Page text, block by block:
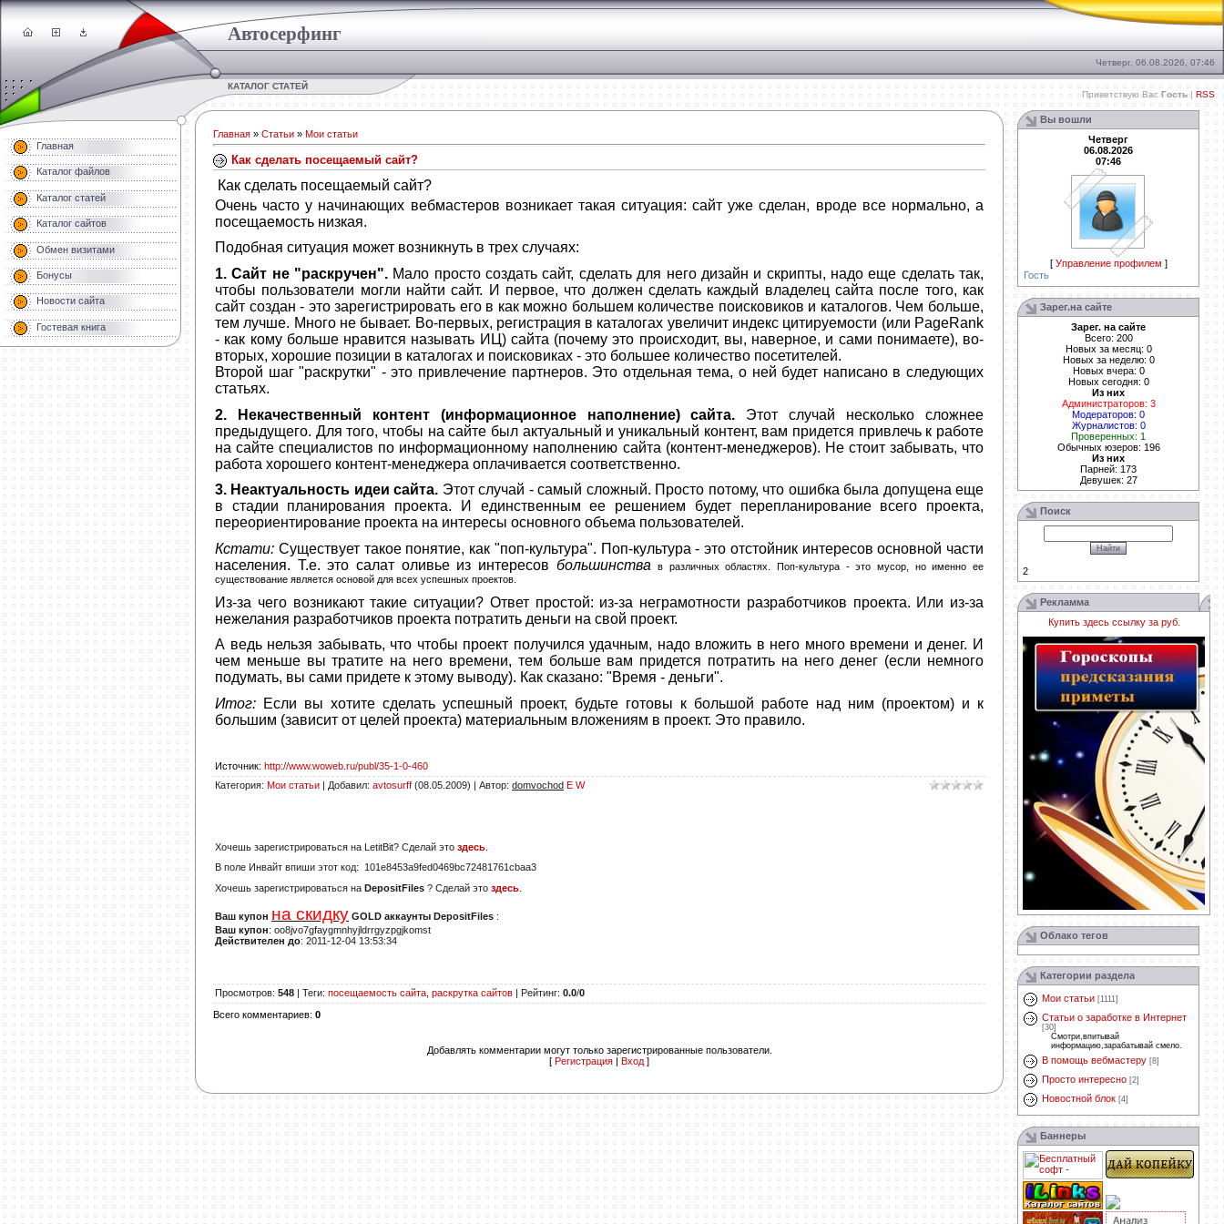
Автосерфинг
Четверг, 06.08.2026, 07:46
КАТАЛОГ СТАТЕЙ
Приветствую Вас Гость | RSS
Главная
Каталог файлов
Каталог статей
Каталог сайтов
Обмен визитами
Бонусы
Новости сайта
Гостевая книга
Главная » Статьи » Мои статьи
Как сделать посещаемый сайт?
Как сделать посещаемый сайт?
Очень часто у начинающих вебмастеров возникает такая ситуация: сайт уже сделан, вроде все нормально, а
посещаемость низкая.
Подобная ситуация может возникнуть в трех случаях:
1. Сайт не "раскручен". Мало просто создать сайт, сделать для него дизайн и скрипты, надо еще сделать так,
чтобы пользователи могли найти сайт. И первое, что должен сделать каждый владелец сайта после того, как
сайт создан - это зарегистрировать его в как можно большем количестве поисковиков и каталогов. Чем больше,
тем лучше. Много не бывает. Во-первых, регистрация в каталогах увеличит индекс цитируемости (или PageRank
- как кому больше нравится называть ИЦ) сайта (почему это происходит, вы, наверное, и сами понимаете), во-
вторых, хорошие позиции в каталогах и поисковиках - это большее количество посетителей.
Второй шаг "раскрутки" - это привлечение партнеров. Это отдельная тема, о ней будет написано в следующих
статьях.
2. Некачественный контент (информационное наполнение) сайта. Этот случай несколько сложнее
предыдущего. Для того, чтобы на сайте был актуальный и уникальный контент, вам придется привлечь к работе
на сайте специалистов по информационному наполнению сайта (контент-менеджеров). Не стоит забывать, что
работа хорошего контент-менеджера оплачивается соответственно.
3. Неактуальность идеи сайта. Этот случай - самый сложный. Просто потому, что ошибка была допущена еще
в стадии планирования проекта. И единственным ее решением будет перепланирование всего проекта,
переориентирование проекта на интересы основного объема пользователей.
Кстати: Существует такое понятие, как "поп-культура". Поп-культура - это отстойник интересов основной части
населения. Т.е. это салат оливье из интересов большинствав различных областях. Поп-культура - это мусор, но именно ее
существование является основой для всех успешных проектов.
Из-за чего возникают такие ситуации? Ответ простой: из-за неграмотности разработчиков проекта. Или из-за
нежелания разработчиков проекта потратить деньги на свой проект.
А ведь нельзя забывать, что чтобы проект получился удачным, надо вложить в него много времени и денег. И
чем меньше вы тратите на него времени, тем больше вам придется потратить на него денег (если немного
подумать, вы сами придете к этому выводу). Как сказано: "Время - деньги".
Итог: Если вы хотите сделать успешный проект, будьте готовы к большой работе над ним (проектом) и к
большим (зависит от целей проекта) материальным вложениям в проект. Это правило.
Источник: http://www.woweb.ru/publ/35-1-0-460
Категория: Мои статьи | Добавил: avtosurff (08.05.2009) | Автор: domvochod E W
Хочешь зарегистрироваться на LetitBit? Сделай это здесь
В поле Инвайт впиши этот код: 101e8453a9fed0469bc72481761cbaa3
Хочешь зарегистрироваться на DepositFiles ? Сделай это здесь
Ваш купон на скидку GOLD аккаунты DepositFiles :
Ваш купон: oo8jvo7gfaygmnhyjldrrgyzpgjkomst
Действителен до: 2011-12-04 13:53:34
Просмотров: 548 | Теги: посещаемость сайта раскрутка сайтов | Рейтинг: 0.0/0
Всего комментариев: 0
Добавлять комментарии могут только зарегистрированные пользователи.
[ Регистрация | Вход ]
Вы вошли
Четверг
06.08.2026
07:46
[ Управление профилем ]
Гость
Зарег.на сайте
Зарег. на сайте
Всего: 200
Новых за месяц: 0
Новых за неделю: 0
Новых вчера: 0
Новых сегодня: 0
Из них
Администраторов: 3
Модераторов: 0
Журналистов: 0
Проверенных: 1
Обычных юзеров: 196
Из них
Парней: 173
Девушек: 27
Поиск
2
Рекламма
Купить здесь ссылку за руб.
Облако тегов
Категории раздела
Мои статьи [1111]
Статьи о заработке в Интернет
[30]
Смотри,впитывай
информацию,зарабатывай смело.
В помощь вебмастеру [8]
Просто интересно [2]
Новостной блок [4]
Баннеры